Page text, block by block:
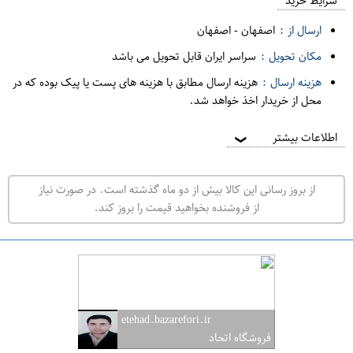
ر
ت
ه
ر
ا
ص
ف
ارسال از : اصفهان-اصفهان
مکان تحویل : سراسر ایران قابل تحویل می باشد
هزینه ارسال : هزینه ارسال مطابق با هزینه های پست یا پیک بوده که در
محل از خریدار اخذ خواهد شد.
اطلاعات بیشتر ❯
از بروز رسانی این کالا بیش از دو ماه گذشته است. در صورت نیاز
از فروشنده بخواهید قیمت را بروز کند.
etehad.bazarefori.ir
فروشگاه اتحاد